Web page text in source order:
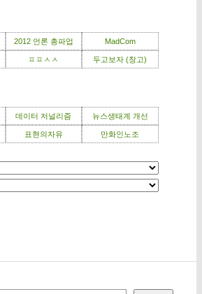
2012 언론 총파업 MadCom
ㅍㅍㅅㅅ 두고보자 (창고)
데이터 저널리즘 뉴스생태계 개선
표현의자유 만화인노조